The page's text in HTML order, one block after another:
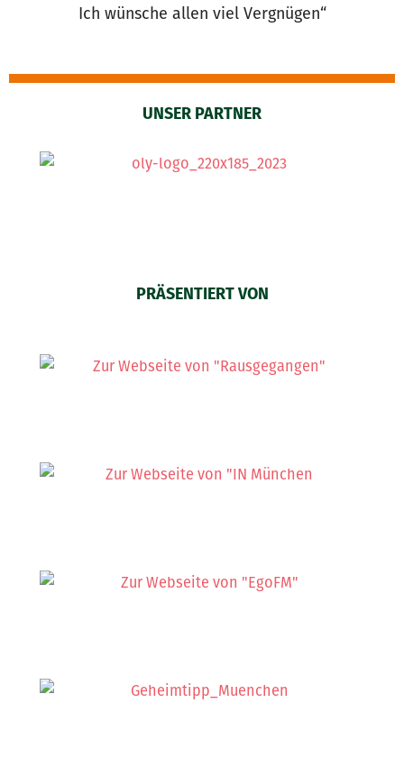
Ich wünsche allen viel Vergnügen“
UNSER PARTNER
PRÄSENTIERT VON